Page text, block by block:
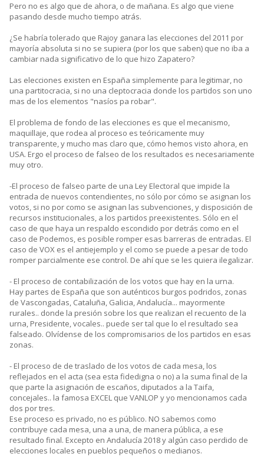
Pero no es algo que de ahora, o de mañana. Es algo que viene
pasando desde mucho tiempo atrás.
¿Se habría tolerado que Rajoy ganara las elecciones del 2011 por
mayoría absoluta si no se supiera (por los que saben) que no iba a
cambiar nada significativo de lo que hizo Zapatero?
Las elecciones existen en España simplemente para legitimar, no
una partitocracia, si no una cleptocracia donde los partidos son uno
mas de los elementos "nasíos pa robar".
El problema de fondo de las elecciones es que el mecanismo,
maquillaje, que rodea al proceso es teóricamente muy
transparente, y mucho mas claro que, cómo hemos visto ahora, en
USA. Ergo el proceso de falseo de los resultados es necesariamente
muy otro.
-El proceso de falseo parte de una Ley Electoral que impide la
entrada de nuevos contendientes, no sólo por cómo se asignan los
votos, si no por como se asignan las subvenciones, y disposición de
recursos institucionales, a los partidos preexistentes. Sólo en el
caso de que haya un respaldo escondido por detrás como en el
caso de Podemos, es posible romper esas barreras de entradas. El
caso de VOX es el antiejemplo y el como se puede a pesar de todo
romper parcialmente ese control. De ahí que se les quiera ilegalizar.
- El proceso de contabilización de los votos que hay en la urna.
Hay partes de España que son auténticos burgos podridos, zonas
de Vascongadas, Cataluña, Galicia, Andalucía... mayormente
rurales.. donde la presión sobre los que realizan el recuento de la
urna, Presidente, vocales.. puede ser tal que lo el resultado sea
falseado. Olvídense de los compromisarios de los partidos en esas
zonas.
- El proceso de de traslado de los votos de cada mesa, los
reflejados en el acta (sea esta fidedigna o no) a la suma final de la
que parte la asignación de escaños, diputados a la Taifa,
concejales.. la famosa EXCEL que VANLOP y yo mencionamos cada
dos por tres.
Ese proceso es privado, no es público. NO sabemos como
contribuye cada mesa, una a una, de manera pública, a ese
resultado final. Excepto en Andalucía 2018 y algún caso perdido de
elecciones locales en pueblos pequeños o medianos.